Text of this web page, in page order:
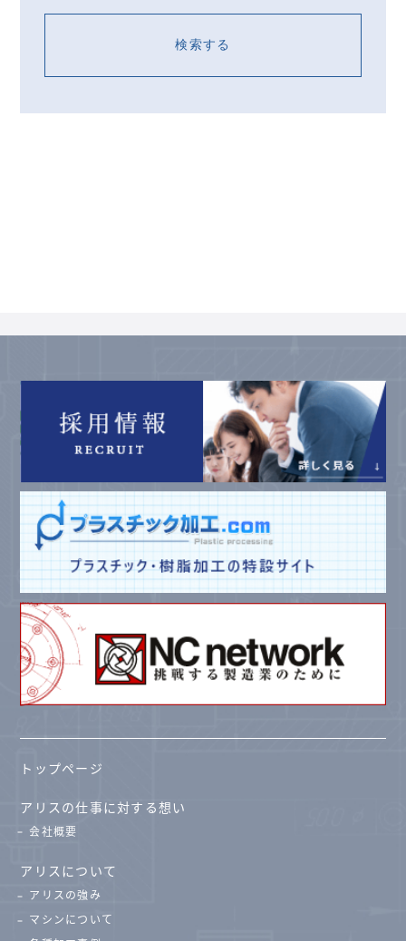
トップページ
アリスの仕事に対する想い
会社概要
アリスについて
アリスの強み
マシンについて